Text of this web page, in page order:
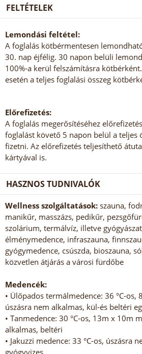
FELTÉTELEK
Lemondási feltétel:
A foglalás kötbérmentesen
30. nap éjfélig. 30 napon belüli
100%-a kerül felszámításra
esetén a teljes foglalási összeg
Előrefizetés:
A foglalás megerősítéséhez
foglalást követő 5 napon belül a teljes
fizetni. Az előrefizetés teljesíthető
kártyával is.
HASZNOS TUDNIVALÓK
Wellness szolgáltatások: szauna,
manikűr, masszázs, pedikűr,
szolárium, termálvíz, illetve
élménymedence, infraszauna,
gyógymedence, csúszda, bioszauna,
közvetlen átjárás a városi fürdőbe
Medencék:
• Ülőpados termálmedence: 36 °C-
úszásra nem alkalmas, kül-és beltéri
• Tanmedence: 30 °C-os, 13m x 10m
alkalmas, beltéri
• Jakuzzi medence: 33 °C-os, úszásra